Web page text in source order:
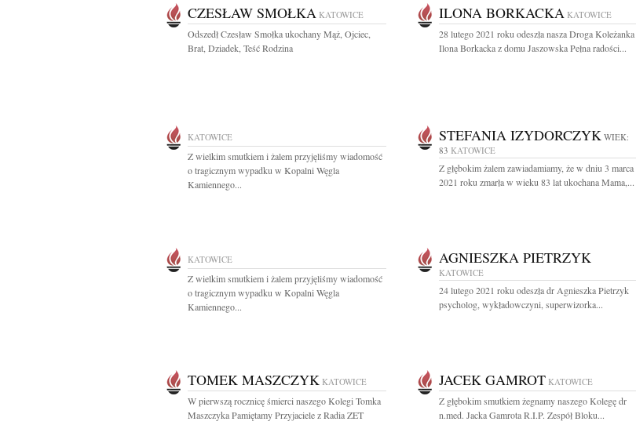
CZESŁAW SMOŁKA KATOWICE
Odszedł Czesław Smołka ukochany Mąż, Ojciec,
Brat, Dziadek, Teść Rodzina
ILONA BORKACKA KATOWICE
28 lutego 2021 roku odeszła nasza Droga Koleżanka
Ilona Borkacka z domu Jaszowska Pełna radości...
KATOWICE
Z wielkim smutkiem i żalem przyjęliśmy wiadomość
o tragicznym wypadku w Kopalni Węgla
Kamiennego...
STEFANIA IZYDORCZYK WIEK:
83 KATOWICE
Z głębokim żalem zawiadamiamy, że w dniu 3 marca
2021 roku zmarła w wieku 83 lat ukochana Mama,...
KATOWICE
Z wielkim smutkiem i żalem przyjęliśmy wiadomość
o tragicznym wypadku w Kopalni Węgla
Kamiennego...
AGNIESZKA PIETRZYK
KATOWICE
24 lutego 2021 roku odeszła dr Agnieszka Pietrzyk
psycholog, wykładowczyni, superwizorka...
TOMEK MASZCZYK KATOWICE
W pierwszą rocznicę śmierci naszego Kolegi Tomka
Maszczyka Pamiętamy Przyjaciele z Radia ZET
JACEK GAMROT KATOWICE
Z głębokim smutkiem żegnamy naszego Kolegę dr
n.med. Jacka Gamrota R.I.P. Zespół Bloku...